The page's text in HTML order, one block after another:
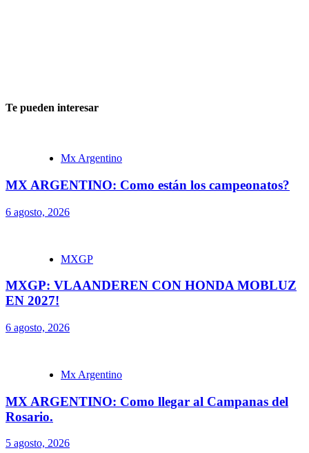
Te pueden interesar
Mx Argentino
MX ARGENTINO: Como están los campeonatos?
6 agosto, 2026
MXGP
MXGP: VLAANDEREN CON HONDA MOBLUZ
EN 2027!
6 agosto, 2026
Mx Argentino
MX ARGENTINO: Como llegar al Campanas del
Rosario.
5 agosto, 2026